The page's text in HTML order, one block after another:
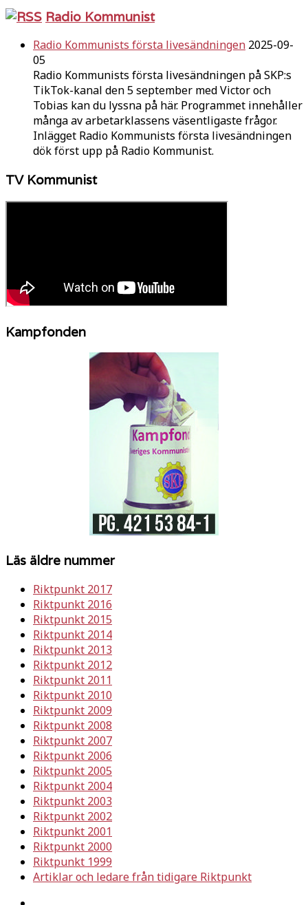
Radio Kommunist
Radio Kommunists första livesändningen 2025-09-
05
Radio Kommunists första livesändningen på SKP:s
TikTok-kanal den 5 september med Victor och
Tobias kan du lyssna på här. Programmet innehåller
många av arbetarklassens väsentligaste frågor.
Inlägget Radio Kommunists första livesändningen
dök först upp på Radio Kommunist.
TV Kommunist
Kampfonden
Läs äldre nummer
Riktpunkt 2017
Riktpunkt 2016
Riktpunkt 2015
Riktpunkt 2014
Riktpunkt 2013
Riktpunkt 2012
Riktpunkt 2011
Riktpunkt 2010
Riktpunkt 2009
Riktpunkt 2008
Riktpunkt 2007
Riktpunkt 2006
Riktpunkt 2005
Riktpunkt 2004
Riktpunkt 2003
Riktpunkt 2002
Riktpunkt 2001
Riktpunkt 2000
Riktpunkt 1999
Artiklar och ledare från tidigare Riktpunkt